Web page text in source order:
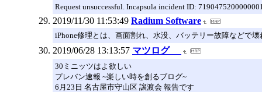
Request unsuccessful. Incapsula incident ID:
2019/11/30 11:53:49 Radium Software
iPhone修理とは、画面割れ、水没、バッテリー故障などで
2019/06/28 13:13:57 マツログ
30ミニッツはよ欲しい
プレバン速報 ~楽しい時を創るブログ~
6月23日 名古屋市守山区 譲渡会 報告です